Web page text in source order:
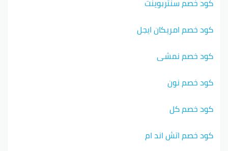
كود خصم امريكان ايجل
كود خصم نمشي
كود خصم نون
كود خصم كل
كود خصم اتش اند ام